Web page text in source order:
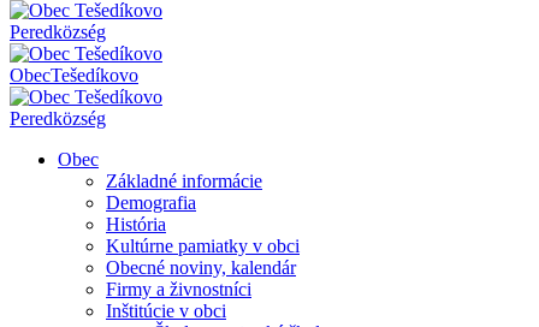
Peredközség
ObecTešedíkovo
Peredközség
Obec
Základné informácie
Demografia
História
Kultúrne pamiatky v obci
Obecné noviny, kalendár
Firmy a živnostníci
Inštitúcie v obci